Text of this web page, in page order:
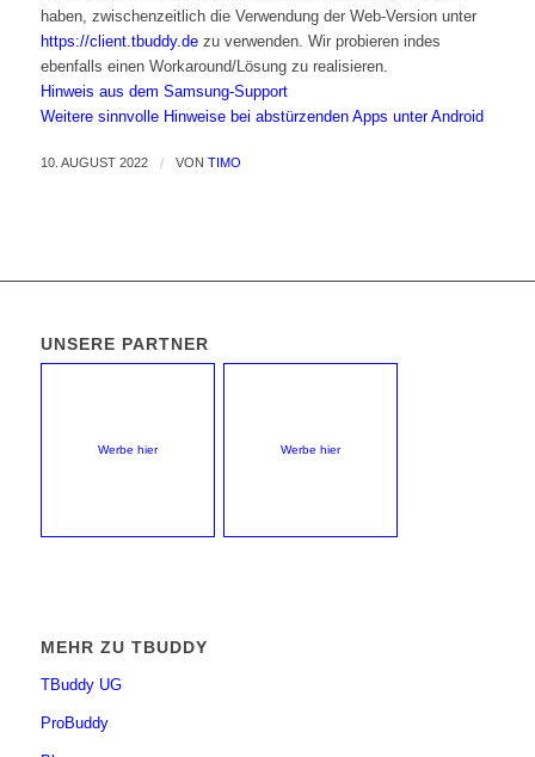
haben, zwischenzeitlich die Verwendung der Web-Version unter
https://client.tbuddy.dezu verwenden. Wir probieren indes
ebenfalls einen Workaround/Lösung zu realisieren.
Hinweis aus dem Samsung-Support
Weitere sinnvolle Hinweise bei abstürzenden Apps unter Android
10. AUGUST 2022 / VON TIMO
UNSERE PARTNER
Werbe hier Werbe hier
MEHR ZU TBUDDY
TBuddy UG
ProBuddy